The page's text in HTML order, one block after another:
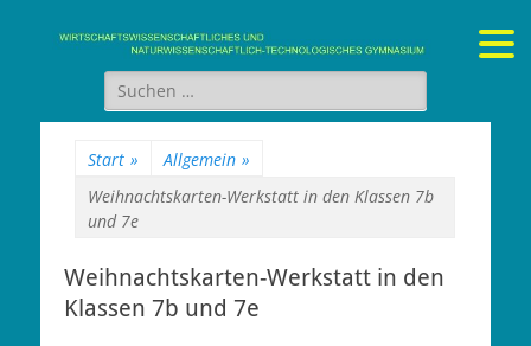
Gymnasium Stein
wirtschaftswissenschaftliches und naturwissenschaftlich-
technologisches Gymnasium
Suchen
nach:
Start » Allgemein »
Weihnachtskarten-Werkstatt in den Klassen 7b
und 7e
Weihnachtskarten-Werkstatt in den
Klassen 7b und 7e